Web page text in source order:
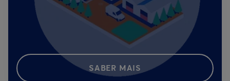
SABER MAIS